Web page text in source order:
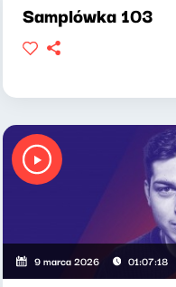
Samplówka 103
9 marca 2026 01:07:18